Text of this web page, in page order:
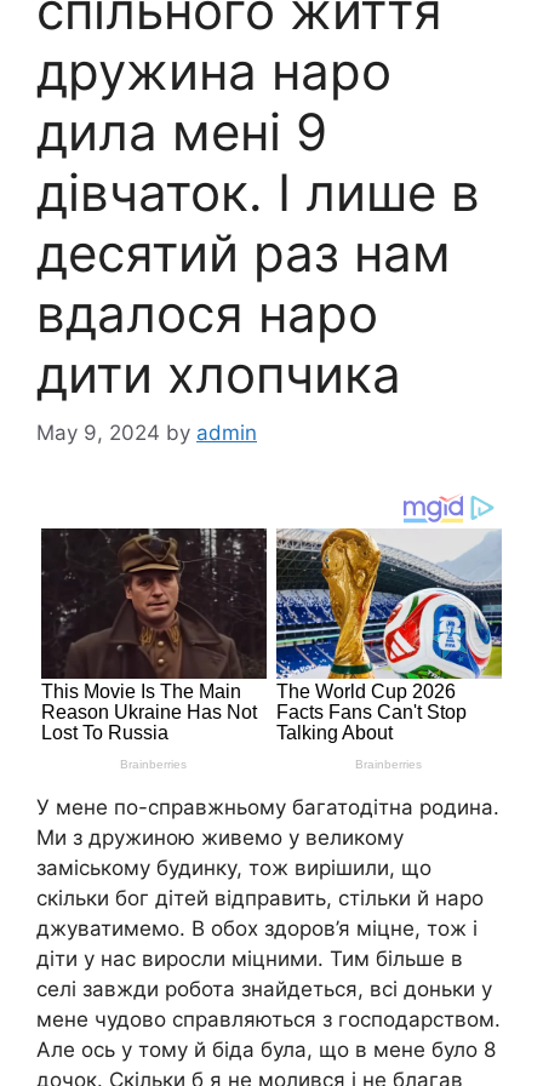
дружина наро
дила мені 9
дівчаток. І лише в
десятий раз нам
вдалося наро
дити хлопчика
May 9, 2024 by admin
У мене по-справжньому багатодітна родина.
Ми з дружиною живемо у великому
заміському будинку, тож вирішили, що
скільки бог дітей відправить, стільки й наро
джуватимемо. В обох здоров’я міцне, тож і
діти у нас виросли міцними. Тим більше в
селі завжди робота знайдеться, всі доньки у
мене чудово справляються з господарством.
Але ось у тому й біда була, що в мене було 8
дочок. Скільки б я не молився і не благав